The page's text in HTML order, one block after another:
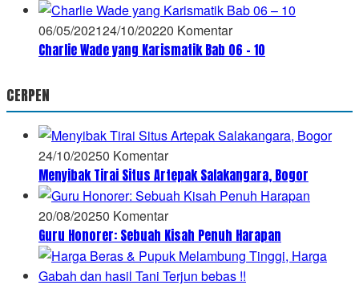
06/05/202124/10/20220 Komentar
Charlie Wade yang Karismatik Bab 06 – 10
CERPEN
24/10/20250 Komentar
Menyibak Tirai Situs Artepak Salakangara, Bogor
20/08/20250 Komentar
Guru Honorer: Sebuah Kisah Penuh Harapan